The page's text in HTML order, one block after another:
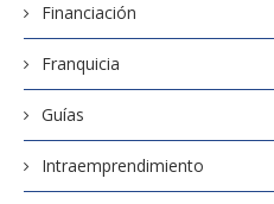
Financiación
Franquicia
Guías
Intraemprendimiento